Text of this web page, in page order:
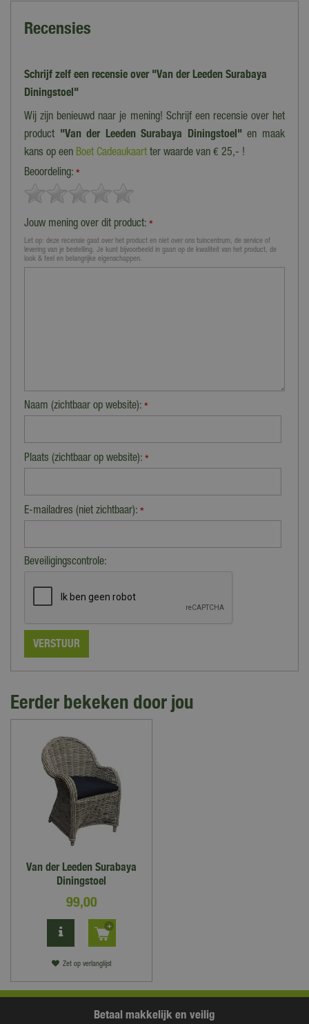
Recensies
Schrijf zelf een recensie over "Van der Leeden Surabaya
Diningstoel"
Wij zijn benieuwd naar je mening! Schrijf een recensie over het
product "Van der Leeden Surabaya Diningstoel"en maak
kans op een Boet Cadeaukaart ter waarde van € 25,- !
Beoordeling: *
Jouw mening over dit product: *
Let op: deze recensie gaat over het product en niet over ons tuincentrum, de service of
levering van je bestelling. Je kunt bijvoorbeeld in gaan op de kwaliteit van het product, de
look & feel en belangrijke eigenschappen.
Naam (zichtbaar op website): *
Plaats (zichtbaar op website): *
E-mailadres (niet zichtbaar): *
Beveiligingscontrole:
Eerder bekeken door jou
Van der Leeden Surabaya
Diningstoel
99,00
Zet op verlanglijst
Betaal makkelijk en veilig